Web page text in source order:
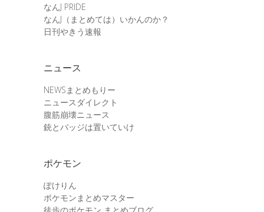
なんJ PRIDE
なんJ（まとめては）いかんのか？
日刊やきう速報
ニュース
NEWSまとめもりー
ニュースダイレクト
腹筋崩壊ニュース
銃とバッジは置いていけ
ポケモン
ぽけりん
ポケモンまとめマスター